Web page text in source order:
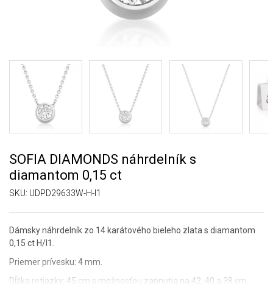
SOFIA DIAMONDS náhrdelník s
diamantom 0,15 ct
SKU: UDPD29633W-H-I1
Dámsky náhrdelník zo 14 karátového bieleho zlata s diamantom
0,15 ct H/I1.
Priemer prívesku: 4 mm.
Dĺžka retiazky: 45 cm s možnosťou zapnutia na 42, 40 a 38 cm.